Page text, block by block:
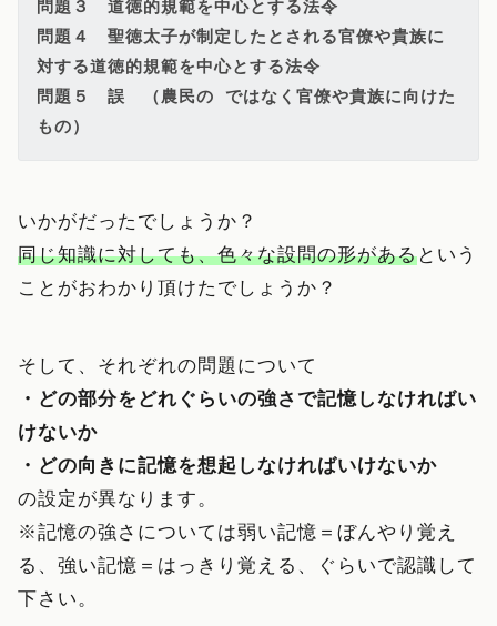
問題３　道徳的規範を中心とする法令
問題４　聖徳太子が制定したとされる官僚や貴族に
対する道徳的規範を中心とする法令
問題５　誤　（農民の ではなく官僚や貴族に向けた
もの）
いかがだったでしょうか？
同じ知識に対しても、色々な設問の形があるという
ことがおわかり頂けたでしょうか？
そして、それぞれの問題について
・どの部分をどれぐらいの強さで記憶しなければい
けないか
・どの向きに記憶を想起しなければいけないか
の設定が異なります。
※記憶の強さについては弱い記憶＝ぼんやり覚え
る、強い記憶＝はっきり覚える、ぐらいで認識して
下さい。